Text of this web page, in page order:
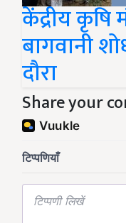
केंद्रीय कृषि
बागवानी
दौरा
Share your